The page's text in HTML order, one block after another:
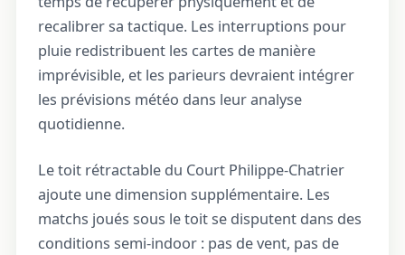
recalibrer sa tactique. Les interruptions pour
pluie redistribuent les cartes de manière
imprévisible, et les parieurs devraient intégrer
les prévisions météo dans leur analyse
quotidienne.
Le toit rétractable du Court Philippe-Chatrier
ajoute une dimension supplémentaire. Les
matchs joués sous le toit se disputent dans des
conditions semi-indoor : pas de vent, pas de